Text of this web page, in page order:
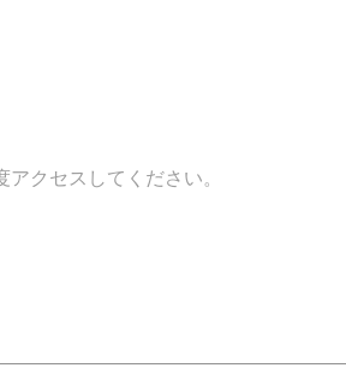
クセスしてください。